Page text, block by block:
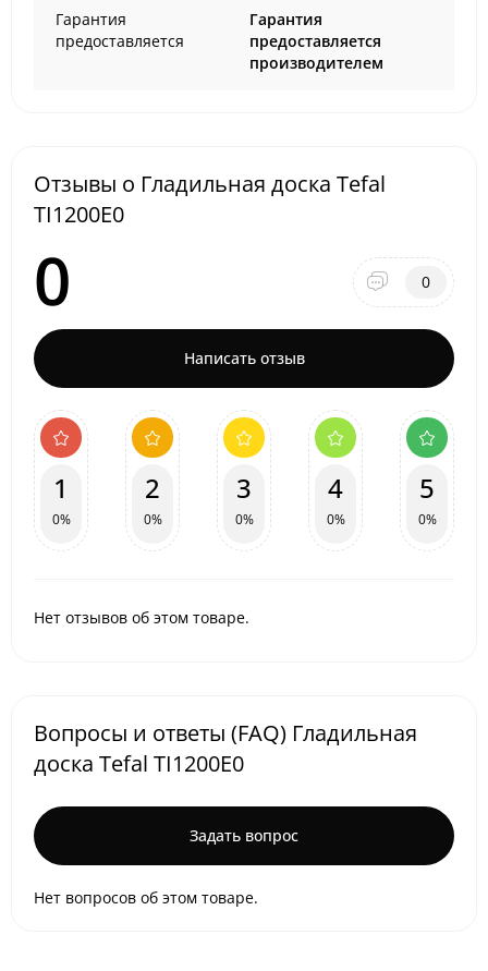
Гарантия
предоставляется
Гарантия
предоставляется
производителем
Отзывы о Гладильная доска Tefal
TI1200E0
0 0
Написать отзыв
1
0%
2
0%
3
0%
4
0%
5
0%
Нет отзывов об этом товаре.
Вопросы и ответы (FAQ) Гладильная
доска Tefal TI1200E0
Задать вопрос
Нет вопросов об этом товаре.